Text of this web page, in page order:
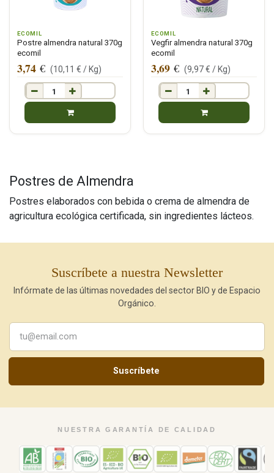
ECOMIL
Postre almendra natural 370g
ecomil
3,74 € (10,11 € / Kg)
ECOMIL
Vegfir almendra natural 370g
ecomil
3,69 € (9,97€ / Kg)
Postres de Almendra
Postres elaborados con bebida o crema de almendra de
agricultura ecológica certificada, sin ingredientes lácteos.
Suscríbete a nuestra Newsletter
Infórmate de las últimas novedades del sector BIO y de Espacio
Orgánico.
Suscríbete
NUESTRA GARANTÍA DE CALIDAD